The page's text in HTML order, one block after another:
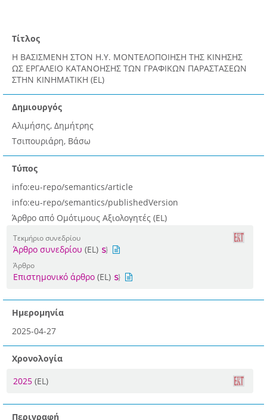
Τίτλος
H ΒΑΣΙΣΜΕΝΗ ΣΤΟΝ Η.Υ. ΜΟΝΤΕΛΟΠΟΙΗΣΗ ΤΗΣ ΚΙΝΗΣΗΣ
ΩΣ ΕΡΓΑΛΕΙΟ ΚΑΤΑΝΟΗΣΗΣ ΤΩΝ ΓΡΑΦΙΚΩΝ ΠΑΡΑΣΤΑΣΕΩΝ
ΣΤΗΝ ΚΙΝΗΜΑΤΙΚΗ (EL)
Δημιουργός
Αλιμήσης, Δημήτρης
Τσιπουριάρη, Βάσω
Τύπος
info:eu-repo/semantics/article
info:eu-repo/semantics/publishedVersion
Άρθρο από Ομότιμους Αξιολογητές (EL)
Τεκμήριο συνεδρίου
Άρθρο συνεδρίου (EL)
Άρθρο
Επιστημονικό άρθρο (EL)
Ημερομηνία
2025-04-27
Χρονολογία
2025 (EL)
Περιγραφή